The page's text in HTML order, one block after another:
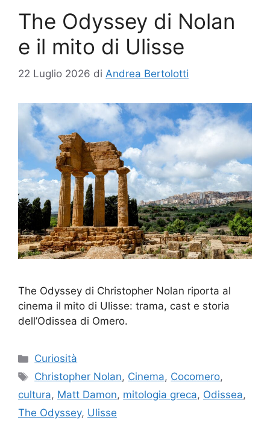
The Odyssey di Nolan
e il mito di Ulisse
22 Luglio 2026 di Andrea Bertolotti
The Odyssey di Christopher Nolan riporta al
cinema il mito di Ulisse: trama, cast e storia
dell’Odissea di Omero.
Categorie
Curiosità
Tag
Christopher Nolan, Cinema, Cocomero,
cultura, Matt Damon, mitologia greca, Odissea,
The Odyssey, Ulisse